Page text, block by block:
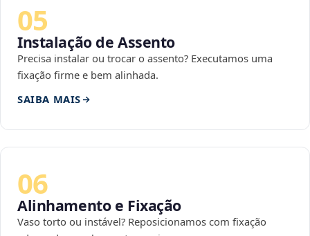
05
Instalação de Assento
Precisa instalar ou trocar o assento? Executamos uma
fixação firme e bem alinhada.
SAIBA MAIS
06
Alinhamento e Fixação
Vaso torto ou instável? Reposicionamos com fixação